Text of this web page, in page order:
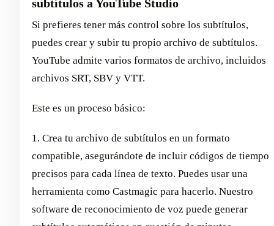
subtítulos a YouTube Studio
Si prefieres tener más control sobre los subtítulos,
puedes crear y subir tu propio archivo de subtítulos.
YouTube admite varios formatos de archivo, incluidos
archivos SRT, SBV y VTT.
Este es un proceso básico:
1. Crea tu archivo de subtítulos en un formato
compatible, asegurándote de incluir códigos de tiempo
precisos para cada línea de texto. Puedes usar una
herramienta como Castmagic para hacerlo. Nuestro
software de reconocimiento de voz puede generar